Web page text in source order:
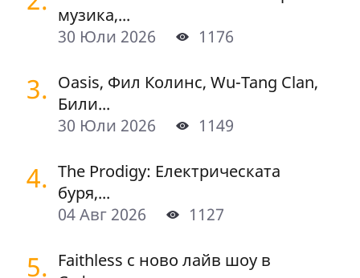
музика,...
30 Юли 2026
1176
3. Oasis, Фил Колинс, Wu-Tang Clan,
Били...
30 Юли 2026
1149
4. The Prodigy: Електрическата
буря,...
04 Авг 2026
1127
5. Faithless с ново лайв шоу в